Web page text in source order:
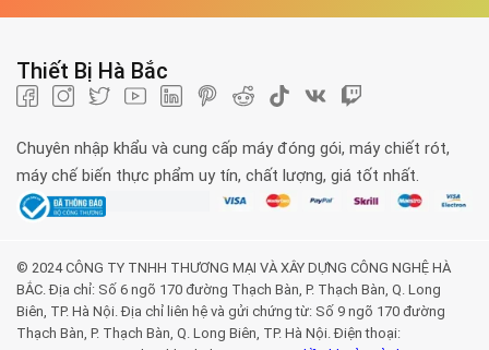
Thiết Bị Hà Bắc
Chuyên nhập khẩu và cung cấp máy đóng gói, máy chiết rót,
máy chế biến thực phẩm uy tín, chất lượng, giá tốt nhất.
© 2024 CÔNG TY TNHH THƯƠNG MẠI VÀ XÂY DỰNG CÔNG NGHỆ HÀ
BẮC. Địa chỉ: Số 6 ngõ 170 đường Thạch Bàn, P. Thạch Bàn, Q. Long
Biên, TP. Hà Nội. Địa chỉ liên hệ và gửi chứng từ: Số 9 ngõ 170 đường
Thạch Bàn, P. Thạch Bàn, Q. Long Biên, TP. Hà Nội. Điện thoại: